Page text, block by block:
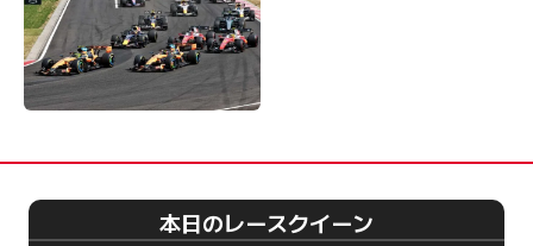
本日のレースクイーン